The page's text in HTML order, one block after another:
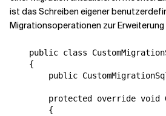
ist das Schreiben eigener
Migrationsoperationen zur
public class
    {
public
protected override void
        {